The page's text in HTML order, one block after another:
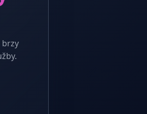
brzy